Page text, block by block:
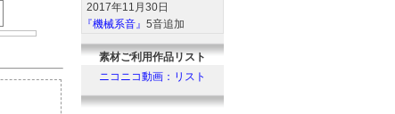
2017年11月30日
『機械系音』 5音追加
『人間系音』2音追加
『環境系音』6音追加
『動物系音』6音追加
素材ご利用作品リスト
ニコニコ動画：リスト